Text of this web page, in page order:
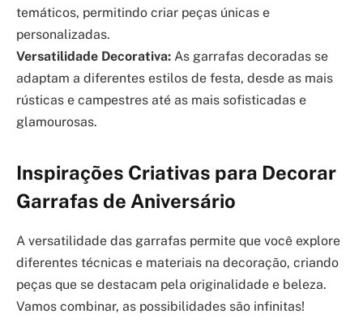
temáticos, permitindo criar peças únicas e
personalizadas.
Versatilidade Decorativa: As garrafas decoradas se
adaptam a diferentes estilos de festa, desde as mais
rústicas e campestres até as mais sofisticadas e
glamourosas.
Inspirações Criativas para Decorar
Garrafas de Aniversário
A versatilidade das garrafas permite que você explore
diferentes técnicas e materiais na decoração, criando
peças que se destacam pela originalidade e beleza.
Vamos combinar, as possibilidades são infinitas!